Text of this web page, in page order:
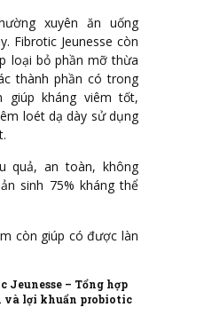
xuyên ăn uống
Fibrotic Jeunesse còn
loại bỏ phần mỡ thừa
thành phần có trong
giúp kháng viêm tốt,
loét dạ dày sử dụng
quả, an toàn, không
sinh 75% kháng thể
còn giúp có được làn
Jeunesse – Tổng hợp
và lợi khuẩn probiotic